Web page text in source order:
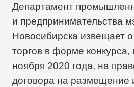
Департамент
и предпринимательства
Новосибирска извещает о
торгов в форме конкурса,
ноября 2020 года, на
договора на размещение